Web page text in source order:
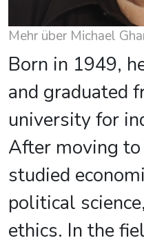
Mehr über Michael
Born in 1949,
and graduated
university for
After moving to
studied
political
ethics. In the